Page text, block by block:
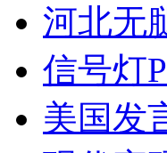
河北无
信号灯
美国发